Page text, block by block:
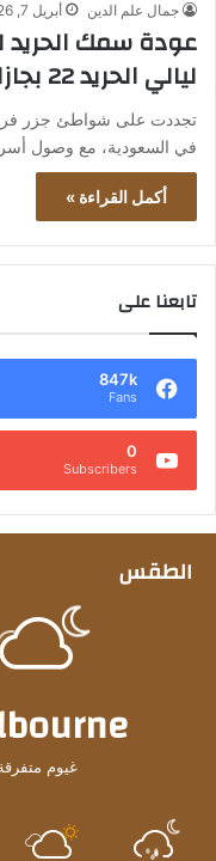
جمال علم الدين أبريل 7, 2026
عودة سمك الحريد
ليالي الحريد 22 بجازان
تجددت على شواطئ جزر
في السعودية، مع وصول
أكمل القراءة »
تابعنا على
847k
Fans
0
Subscribers
الطقس
غيوم